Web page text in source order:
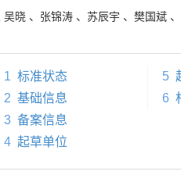
吴晓 、 张锦涛 、 苏辰宇 、 樊国斌 、
1 标准状态
2 基础信息
3 备案信息
4 起草单位
5
6